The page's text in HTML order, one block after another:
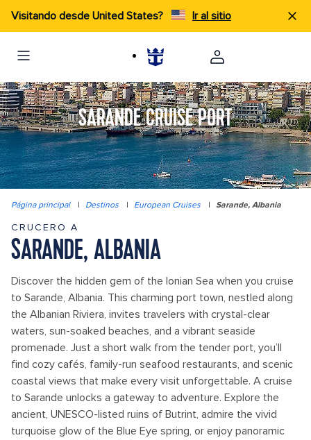
Visitando desde United States? Ir al sitio
SARANDE CRUISE PORT
Página principal | Destinos | European Cruises | Sarande, Albania
CRUCERO A
SARANDE, ALBANIA
Discover the hidden gem of the Ionian Sea when you cruise
to Sarande, Albania. This charming port town, nestled along
the Albanian Riviera, invites travelers with crystal-clear
waters, sun-soaked beaches, and a vibrant seaside
promenade. Just a short walk from the tender port, you’ll
find cozy cafés, family-run seafood restaurants, and scenic
coastal views that make every visit unforgettable. A cruise
to Sarande unlocks a gateway to adventure. Explore the
ancient, UNESCO-listed ruins of Butrint, admire the vivid
turquoise glow of the Blue Eye spring, or enjoy panoramic